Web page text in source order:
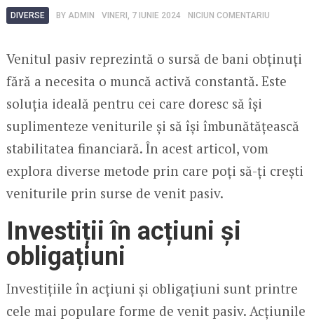
DIVERSE BY ADMIN VINERI, 7 IUNIE 2024 NICIUN COMENTARIU
Venitul pasiv reprezintă o sursă de bani obținuți
fără a necesita o muncă activă constantă. Este
soluția ideală pentru cei care doresc să își
suplimenteze veniturile și să își îmbunătățească
stabilitatea financiară. În acest articol, vom
explora diverse metode prin care poți să-ți crești
veniturile prin surse de venit pasiv.
Investiții în acțiuni și
obligațiuni
Investițiile în acțiuni și obligațiuni sunt printre
cele mai populare forme de venit pasiv. Acțiunile